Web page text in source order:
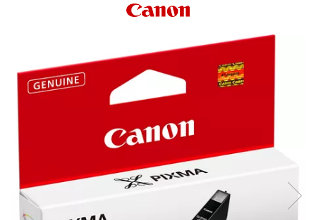
Piese schimb
Plottere
Consumabile imprimanta
Tonere
Drum unit
Capete imprimare
Cartuse inkjet si cerneala
Hartie